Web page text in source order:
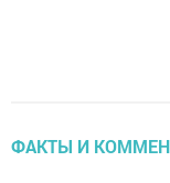
ФАКТЫ И